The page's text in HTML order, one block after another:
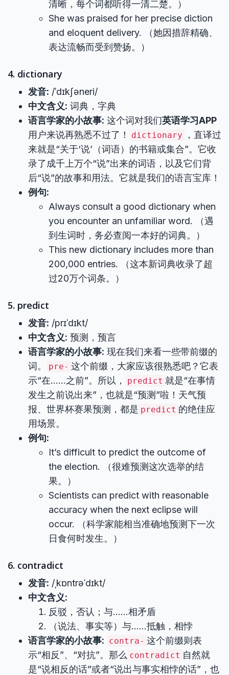
清晰，每个词都听得一清二楚。）
She was praised for her precise diction
and eloquent delivery. （她因措辞精确、
表达流畅而受到赞扬。）
4. dictionary
发音: /ˈdɪkʃəneri/
中文含义: 词典，字典
语言学家的小故事: 这个词对我们英语学习APP
用户来说再熟悉不过了！
dictionary
，直译过
来就是“关于‘说’（词语）的书籍或集合”。它收
录了成千上万个“说”出来的词语，以及它们背
后“说”的故事和用法。它就是我们的语言宝库！
例句:
Always consult a good dictionary when
you encounter an unfamiliar word. （遇
到生词时，务必查阅一本好的词典。）
This new dictionary includes more than
200,000 entries. （这本新词典收录了超
过20万个词条。）
5. predict
发音: /prɪˈdɪkt/
中文含义: 预测，预言
语言学家的小故事: 现在我们来看一些带前缀的
词。
pre- 这个前缀，大家应该很熟悉吧？它表
示“在……之前”。所以，
predict 就是“在事情
发生之前说出来”，也就是“预测”啦！天气预
报、世界杯赛果预测，都是 predict 的绝佳应
用场景。
例句:
It’s difficult to predict the outcome of
the election. （很难预测这次选举的结
果。）
Scientists can predict with reasonable
accuracy when the next eclipse will
occur. （科学家能相当准确地预测下一次
日食何时发生。）
6. contradict
发音: /ˌkɒntrəˈdɪkt/
中文含义:
反驳，否认；与……相矛盾
（说法、事实等）与……抵触，相悖
语言学家的小故事: contra- 这个前缀则表
示“相反”、“对抗”。那么 contradict 自然就
是“说相反的话”或者“说出与事实相悖的话”，也